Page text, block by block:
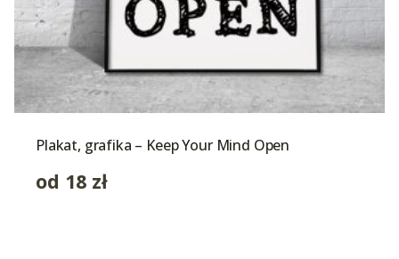
Plakat, grafika – Keep Your Mind Open
od 18 zł